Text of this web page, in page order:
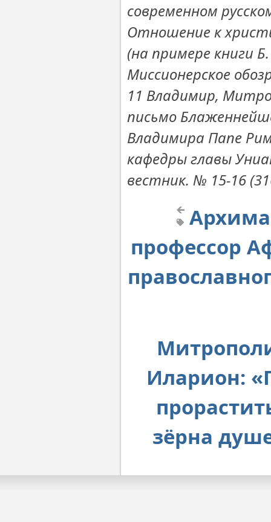
современном
Отношение к
(на примере книги
Миссионерское
11 Владимир,
письмо
Владимира Папе
кафедры главы
вестник. № 15-16
профессор
Иларион:
зёрна